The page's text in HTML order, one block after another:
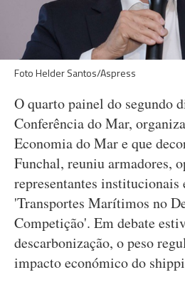
Foto Helder Santos/Aspress
O quarto painel do segundo
Conferência do Mar,
Economia do Mar e que
Funchal, reuniu armadores,
representantes institucionais
'Transportes Marítimos no
Competição'. Em debate
descarbonização, o peso
impacto económico do